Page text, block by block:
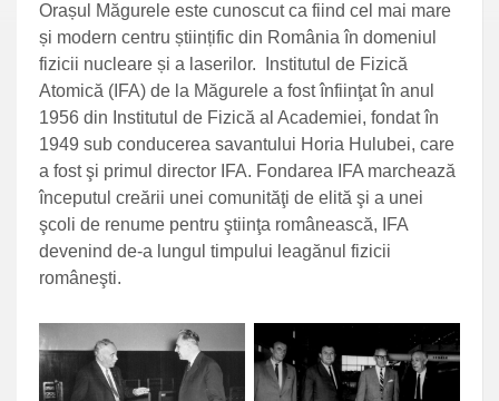
Orașul Măgurele este cunoscut ca fiind cel mai mare
și modern centru științific din România în domeniul
fizicii nucleare și a laserilor. Institutul de Fizică
Atomică (IFA) de la Măgurele a fost înfiinţat în anul
1956 din Institutul de Fizică al Academiei, fondat în
1949 sub conducerea savantului Horia Hulubei, care
a fost şi primul director IFA. Fondarea IFA marchează
începutul creării unei comunităţi de elită şi a unei
şcoli de renume pentru ştiinţa românească, IFA
devenind de-a lungul timpului leagănul fizicii
româneşti.